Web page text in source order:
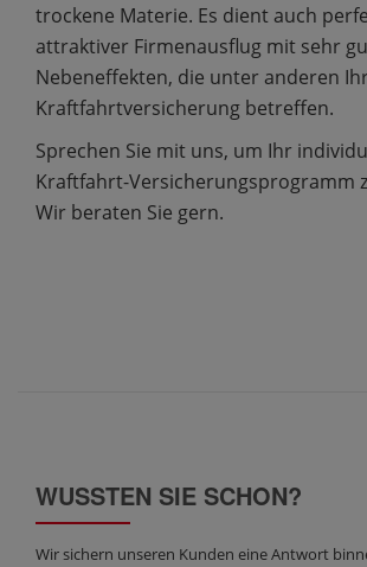
trockene Materie. Es dient auch
attraktiver Firmenausflug mit sehr
Nebeneffekten, die unter anderen
Kraftfahrtversicherung betreffen.
Sprechen Sie mit uns, um Ihr
Kraftfahrt-Versicherungsprogramm
Wir beraten Sie gern.
WUSSTEN SIE SCHON?
Wir sichern unseren Kunden eine Antwort